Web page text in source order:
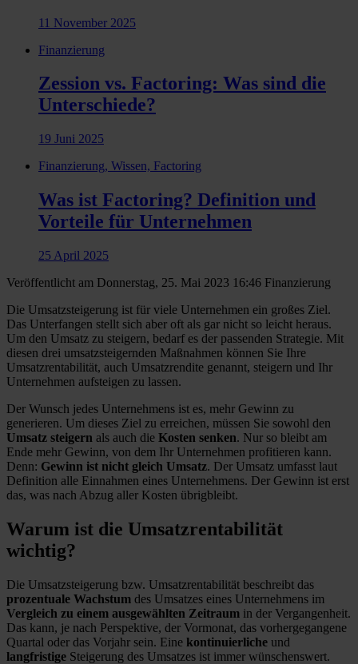
11 November 2025
Finanzierung
Zession vs. Factoring: Was sind die
Unterschiede?
19 Juni 2025
Finanzierung, Wissen, Factoring
Was ist Factoring? Definition und
Vorteile für Unternehmen
25 April 2025
Veröffentlicht am Donnerstag, 25. Mai 2023 16:46 Finanzierung
Die Umsatzsteigerung ist für viele Unternehmen ein großes Ziel.
Das Unterfangen stellt sich aber oft als gar nicht so leicht heraus.
Um den Umsatz zu steigern, bedarf es der passenden Strategie. Mit
diesen drei umsatzsteigernden Maßnahmen können Sie Ihre
Umsatzrentabilität, auch Umsatzrendite genannt, steigern und Ihr
Unternehmen aufsteigen zu lassen.
Der Wunsch jedes Unternehmens ist es, mehr Gewinn zu
generieren. Um dieses Ziel zu erreichen, müssen Sie sowohl den
Umsatz steigern als auch die Kosten senken. Nur so bleibt am
Ende mehr Gewinn, von dem Ihr Unternehmen profitieren kann.
Denn: Gewinn ist nicht gleich Umsatz. Der Umsatz umfasst laut
Definition alle Einnahmen eines Unternehmens. Der Gewinn ist erst
das, was nach Abzug aller Kosten übrigbleibt.
Warum ist die Umsatzrentabilität
wichtig?
Die Umsatzsteigerung bzw. Umsatzrentabilität beschreibt das
prozentuale Wachstum des Umsatzes eines Unternehmens im
Vergleich zu einem ausgewählten Zeitraum in der Vergangenheit.
Das kann, je nach Perspektive, der Vormonat, das vorhergegangene
Quartal oder das Vorjahr sein. Eine kontinuierliche und
langfristige Steigerung des Umsatzes ist immer wünschenswert.